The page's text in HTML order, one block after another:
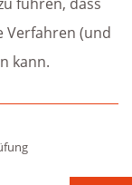
Verfahren (und
kann.